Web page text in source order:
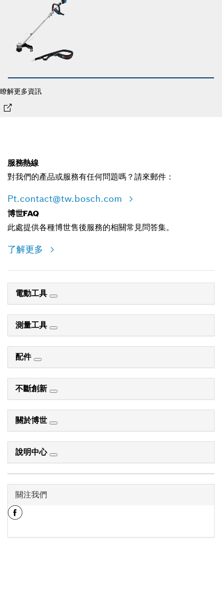
瞭解更多資訊
服務熱線
對我們的產品或服務有任何問題嗎？請來郵件：
Pt.contact@tw.bosch.com
博世FAQ
此處提供各種博世售後服務的相關常見問答集。
了解更多
電動工具
測量工具
配件
不斷創新
關於博世
說明中心
關注我們